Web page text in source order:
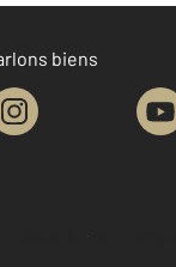
biens
Accéder à mon compte